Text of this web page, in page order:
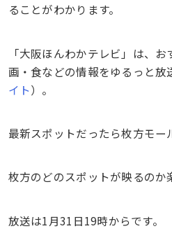
ることがわかります。
「大阪ほんわかテレビ」は、
画・食などの情報をゆるっと
イト）。
最新スポットだったら枚方モー
枚方のどのスポットが映るのか
放送は1月31日19時からです。